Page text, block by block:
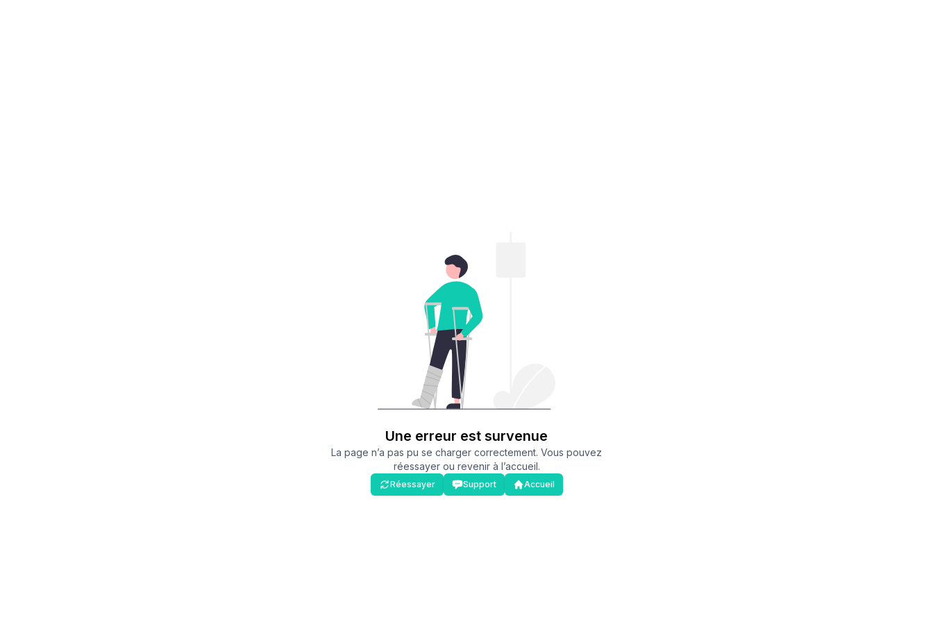
Une erreur est survenue
La page n’a pas pu se charger correctement. Vous pouvez
réessayer ou revenir à l’accueil.
Réessayer Support Accueil